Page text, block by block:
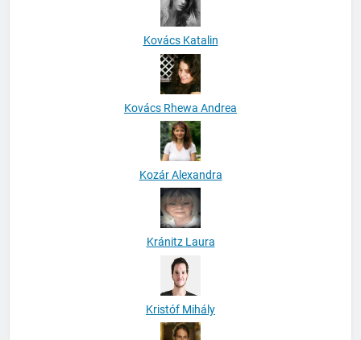
Kovács Katalin
Kovács Rhewa Andrea
Kozár Alexandra
Kránitz Laura
Kristóf Mihály